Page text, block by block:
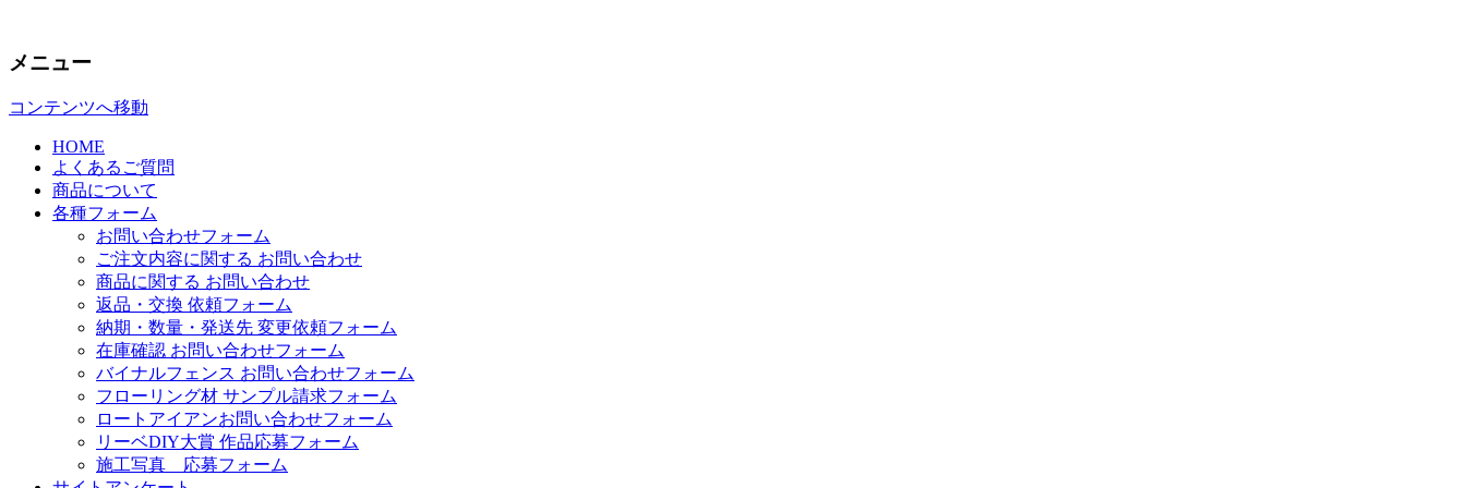
ウッドデッキ・エクステリアのリーベ 問い合わせセンター
ウッドデッキ、エクステリアの送料、価格、品質、使い方、納期、商品説明の問合せ
メニュー
コンテンツへ移動
HOME
よくあるご質問
商品について
各種フォーム
お問い合わせフォーム
ご注文内容に関する お問い合わせ
商品に関する お問い合わせ
返品・交換 依頼フォーム
納期・数量・発送先 変更依頼フォーム
在庫確認 お問い合わせフォーム
バイナルフェンス お問い合わせフォーム
フローリング材 サンプル請求フォーム
ロートアイアンお問い合わせフォーム
リーベDIY大賞 作品応募フォーム
施工写真 応募フォーム